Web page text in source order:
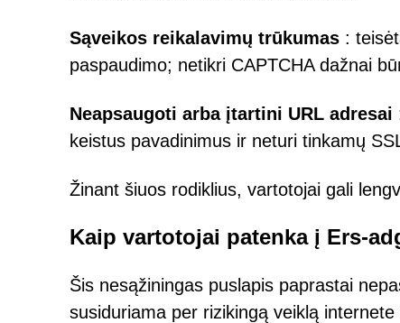
Sąveikos reikalavimų trūkumas :
paspaudimo; netikri CAPTCHA dažnai
Neapsaugoti arba įtartini URL adresai
keistus pavadinimus ir neturi tinkamų
Žinant šiuos rodiklius, vartotojai gali
Kaip vartotojai patenka į Ers-
Šis nesąžiningas puslapis paprastai
susiduriama per rizikingą veiklą